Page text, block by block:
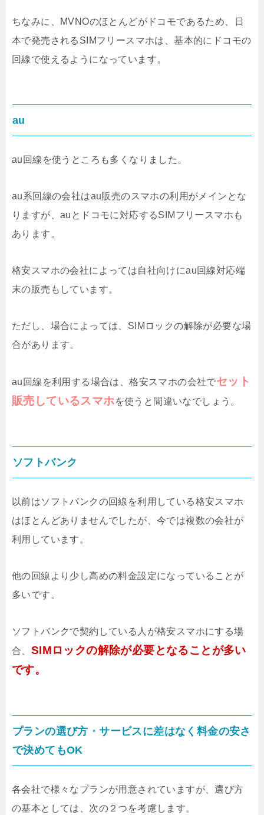
ちなみに、MVNOのほとんどがドコモであるため、日
本で発売されるSIMフリースマホは、基本的にドコモの
回線で使えるようになっています。
au
au回線を使うところも多くなりました。
au系回線の会社はau販売のスマホの利用がメインとな
りますが、auとドコモに対応するSIMフリースマホも
あります。
格安スマホの会社によっては自社向けにau回線対応端
末の販売もしています。
ただし、場合によっては、SIMロックの解除が必要な場
合があります。
au回線を利用する場合は、格安スマホの会社でセット
販売しているスマホを使うと間違いなでしょう。
ソフトバンク
以前はソフトバンクの回線を利用している格安スマホ
はほとんどありませんでしたが、今では複数の会社が
利用しています。
他の回線より少し高めの料金設定になっていることが
多いです。
ソフトバンクで契約している人が格安スマホにする場
合、 SIMロックの解除が必要となることが多い
です。
プランの選び方・サービスに差はなく料金の安さ
で決めてもOK
各会社で様々なプランが用意されていますが、選び方
の基本としては、次の２つを考慮します。